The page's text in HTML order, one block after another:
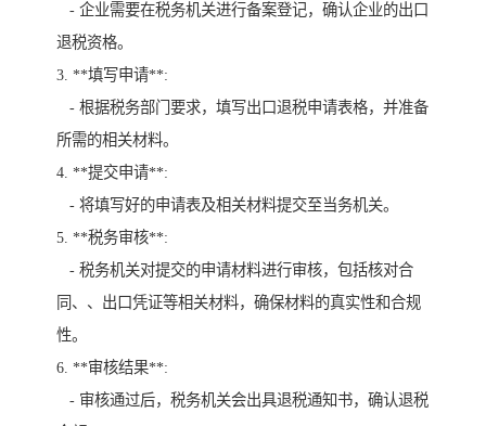
- 企业需要在税务机关进行备案登记，确认企业的出口
退税资格。
3. **填写申请**:
- 根据税务部门要求，填写出口退税申请表格，并准备
所需的相关材料。
4. **提交申请**:
- 将填写好的申请表及相关材料提交至当务机关。
5. **税务审核**:
- 税务机关对提交的申请材料进行审核，包括核对合
同、、出口凭证等相关材料，确保材料的真实性和合规
性。
6. **审核结果**:
- 审核通过后，税务机关会出具退税通知书，确认退税